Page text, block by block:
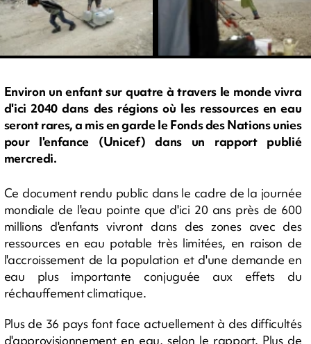
Environ un enfant sur quatre à travers le monde vivra
d'ici 2040 dans des régions où les ressources en eau
seront rares, a mis en garde le Fonds des Nations unies
pour l'enfance (Unicef) dans un rapport publié
mercredi.
Ce document rendu public dans le cadre de la journée
mondiale de l'eau pointe que d'ici 20 ans près de 600
millions d'enfants vivront dans des zones avec des
ressources en eau potable très limitées, en raison de
l'accroissement de la population et d'une demande en
eau plus importante conjuguée aux effets du
réchauffement climatique.
Plus de 36 pays font face actuellement à des difficultés
d'approvisionnement en eau, selon le rapport. Plus de